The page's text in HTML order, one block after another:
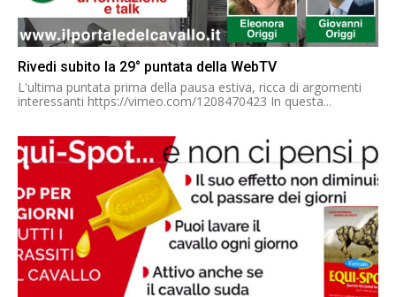
Rivedi subito la 29° puntata della WebTV
L'ultima puntata prima della pausa estiva, ricca di argomenti
interessanti https://vimeo.com/1208470423 In questa...